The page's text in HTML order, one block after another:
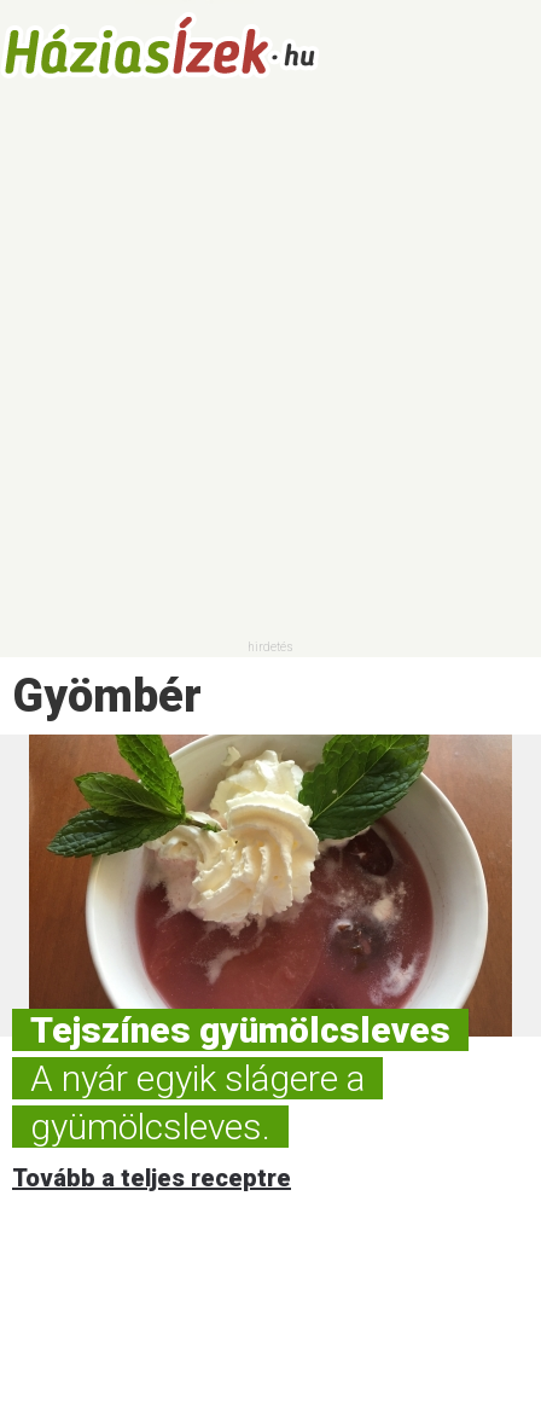
Gyömbér
Tejszínes gyümölcsleves
A nyár egyik slágere a
gyümölcsleves.
Tovább a teljes receptre